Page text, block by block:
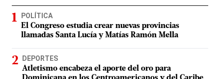
POLÍTICA
El Congreso estudia crear nuevas provincias
llamadas Santa Lucía y Matías Ramón Mella
DEPORTES
Atletismo encabeza el aporte del oro para